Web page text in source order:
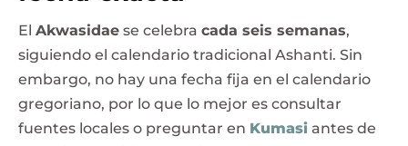
El Akwasidae se celebra cada seis semanas,
siguiendo el calendario tradicional Ashanti. Sin
embargo, no hay una fecha fija en el calendario
gregoriano, por lo que lo mejor es consultar
fuentes locales o preguntar en Kumasi antes de